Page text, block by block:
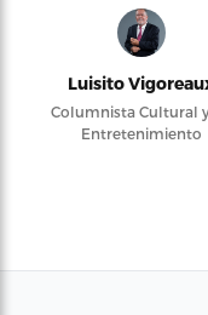
Luisito
Columnista Cultural
Entretenimiento